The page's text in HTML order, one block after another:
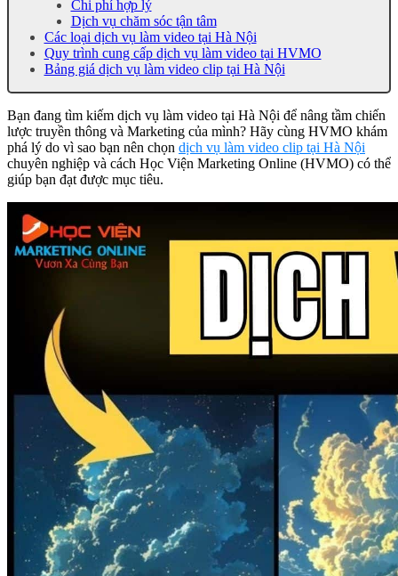
Chi phí hợp lý
Dịch vụ chăm sóc tận tâm
Các loại dịch vụ làm video tại Hà Nội
Quy trình cung cấp dịch vụ làm video tại HVMO
Bảng giá dịch vụ làm video clip tại Hà Nội
Bạn đang tìm kiếm dịch vụ làm video tại Hà Nội để nâng tầm chiến
lược truyền thông và Marketing của mình? Hãy cùng HVMO khám
phá lý do vì sao bạn nên chọn dịch vụ làm video clip tại Hà Nội
chuyên nghiệp và cách Học Viện Marketing Online (HVMO) có thể
giúp bạn đạt được mục tiêu.